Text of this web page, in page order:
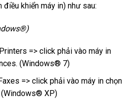
khiển máy in) như sau:
=> click phải vào máy in
(Windows® 7)
=> click phải vào máy in chọn
XP)